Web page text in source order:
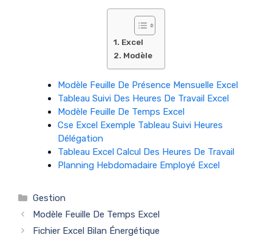
Excel
Modèle
Modèle Feuille De Présence Mensuelle Excel
Tableau Suivi Des Heures De Travail Excel
Modèle Feuille De Temps Excel
Cse Excel Exemple Tableau Suivi Heures
Délégation
Tableau Excel Calcul Des Heures De Travail
Planning Hebdomadaire Employé Excel
Catégories
Gestion
Modèle Feuille De Temps Excel
Fichier Excel Bilan Énergétique